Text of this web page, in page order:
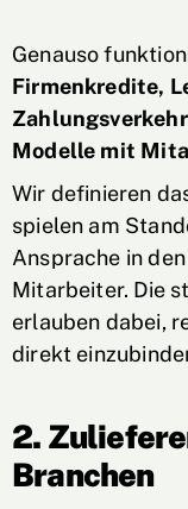
Genauso
Firmenkredite,
Modelle mit
Wir definieren
spielen am
Ansprache in
Mitarbeiter. Die
erlauben dabei,
direkt
2.
Branchen